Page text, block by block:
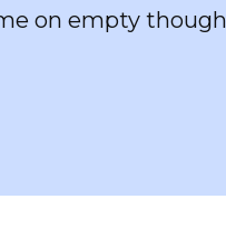
on empty